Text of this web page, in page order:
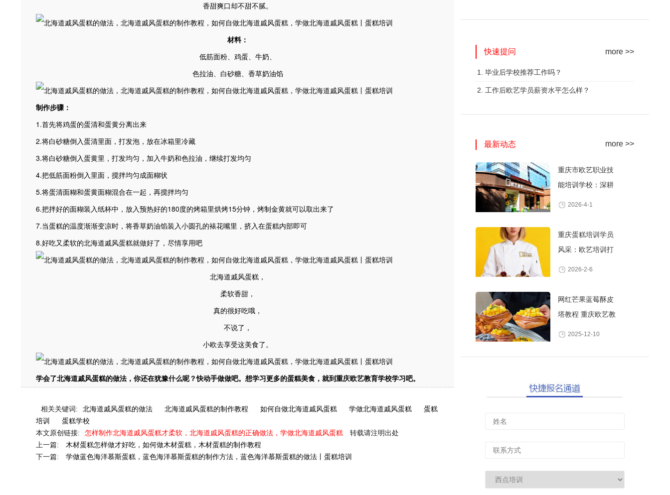
香甜爽口却不甜不腻。
材料：
低筋面粉、鸡蛋、牛奶、
色拉油、白砂糖、香草奶油馅
制作步骤：
1.首先将鸡蛋的蛋清和蛋黄分离出来
2.将白砂糖倒入蛋清里面，打发泡，放在冰箱里冷藏
3.将白砂糖倒入蛋黄里，打发均匀，加入牛奶和色拉油，继续打发均匀
4.把低筋面粉倒入里面，搅拌均匀成面糊状
5.将蛋清面糊和蛋黄面糊混合在一起，再搅拌均匀
6.把拌好的面糊装入纸杯中，放入预热好的180度的烤箱里烘烤15分钟，烤制金黄就可以取出来了
7.当蛋糕的温度渐渐变凉时，将香草奶油馅装入小圆孔的裱花嘴里，挤入在蛋糕内部即可
8.好吃又柔软的北海道戚风蛋糕就做好了，尽情享用吧
北海道戚风蛋糕，
柔软香甜，
真的很好吃哦，
不说了，
小欧去享受这美食了。
学会了北海道戚风蛋糕的做法，你还在犹豫什么呢？快动手做做吧。想学习更多的蛋糕美食，就到重庆欧艺教育学校学习吧。
相关关键词: 北海道戚风蛋糕的做法 北海道戚风蛋糕的制作教程 如何自做北海道戚风蛋糕 学做北海道戚风蛋糕
蛋糕
培训
蛋糕学校
本文原创链接:
怎样制作北海道戚风蛋糕才柔软，北海道戚风蛋糕的正确做法，学做北海道戚风蛋糕
转载请注明出处
上一篇:
木材蛋糕怎样做才好吃，如何做木材蛋糕，木材蛋糕的制作教程
下一篇:
学做蓝色海洋慕斯蛋糕，蓝色海洋慕斯蛋糕的制作方法，蓝色海洋慕斯蛋糕的做法丨蛋糕培训
火爆的专业 火爆的专业
快速提问 more >>
1. 毕业后学校推荐工作吗？
2. 工作后欧艺学员薪资水平怎么样？
最新动态 more >>
重庆市欧艺职业技
能培训学校：深耕
2026-4-1
重庆蛋糕培训学员
风采：欧艺培训打
2026-2-6
网红芒果蓝莓酥皮
塔教程 重庆欧艺教
2025-12-10